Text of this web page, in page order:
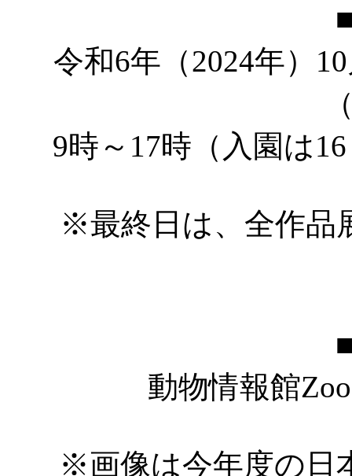
令和6年（2024年）
9時～17時（入園は
※最終日は、全作品
動物情報館
※画像は今年度の日